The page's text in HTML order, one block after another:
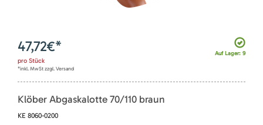
Auf Lager: 9
47,72€*
pro Stück
*inkl. MwSt zzgl. Versand
Klöber Abgaskalotte 70/110 braun
KE 8060-0200